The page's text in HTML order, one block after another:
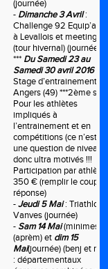
(journée)
- Dimanche 3 Avril:
Challenge 92 Equip’athlé
à Levallois et meeting
(tour hivernal) (journée)
*** Du Samedi 23 au
Samedi 30 avril 2016:
Stage d’entrainement à
Angers (49) ***2ème sem
Pour les athlètes
impliqués à
l’entrainement et en
compétitions (ce n’est pas
une question de niveau),
donc ultra motivés !!!
Participation par athlète
350 € (remplir le coupon
réponse)
-Jeudi 5 Mai: Triathlon à
Vanves (journée)
- Sam 14 Mai(minimes)
(aprèm) et dim 15
Mai(journée) (benj et min)
: départementaux